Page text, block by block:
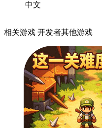
中文
相关游戏 开发者其他游戏